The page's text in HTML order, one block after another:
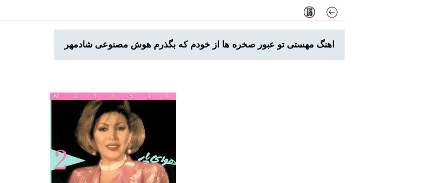
اهنگ مهستی تو عبور صخره‌ ها از خودم که بگذرم هوش مصنوعی شادمهر